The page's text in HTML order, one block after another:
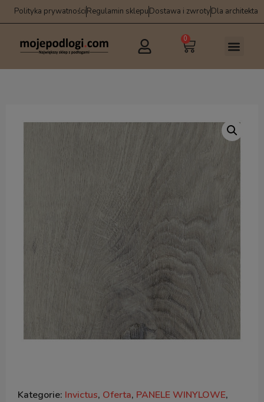
Polityka prywatnościRegulamin sklepuDostawa i zwrotyDla architekta
0
Kategorie: Invictus, Oferta, PANELE WINYLOWE,